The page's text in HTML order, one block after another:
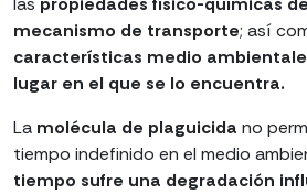
mecanismo de transporte; así
características medio
lugar en el que se lo encuentra.
La molécula de plaguicida no
tiempo indefinido en el medio
tiempo sufre una degradación